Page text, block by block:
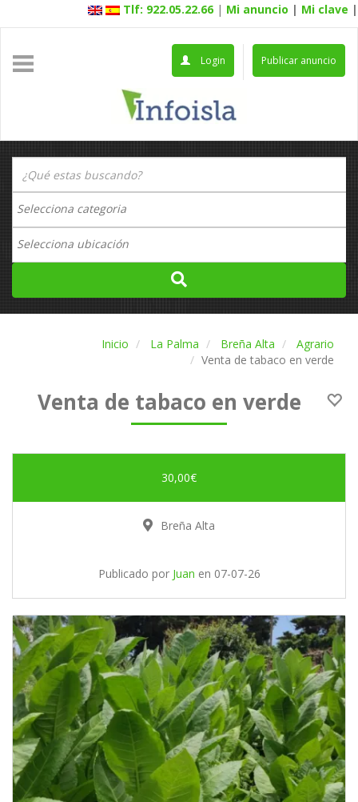
Tlf: 922.05.22.66 | Mi anuncio | Mi clave |
Publicar anuncio
Login
Inicio La Palma Breña Alta
Agrario
Venta de tabaco en verde
Venta de tabaco en verde
30,00€
Breña Alta
Publicado por Juan en 07-07-26